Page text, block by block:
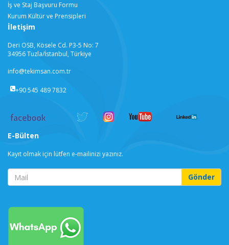
İş ve Staj Başvuru Formu
Kurum Kültür ve Prensipleri
İletişim
Deri OSB, Kösele Cd. P3-5 No: 7
34956 Tuzla/İstanbul, Türkiye
info@tekimsan.com.tr
+90 545 489 7832
E-Bülten
Kayıt olmak için lütfen e-mailinizi yazınız.